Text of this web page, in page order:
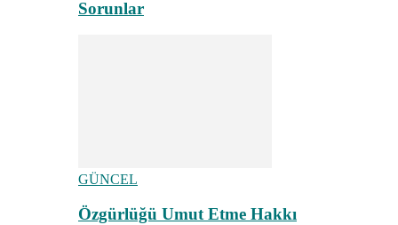
Sorunlar
GÜNCEL
Özgürlüğü Umut Etme Hakkı